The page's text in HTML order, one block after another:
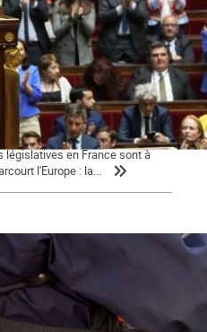
ne nous représente !
sera l'œuvre des travailleurs eux-
législatives en France sont à
l'Europe : la...